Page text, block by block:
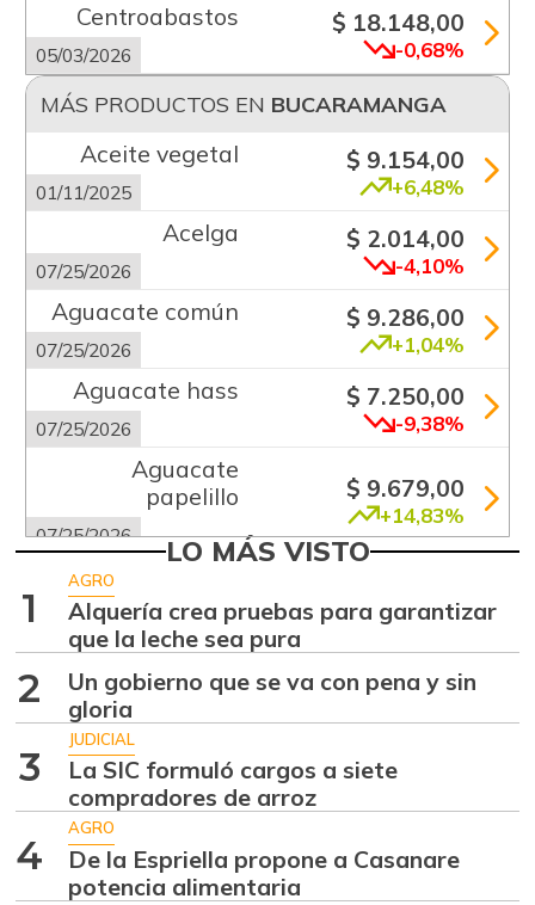
Centroabastos
05/03/2026
$ 18.148,00
-0,68%
MÁS PRODUCTOS EN BUCARAMANGA
Aceite vegetal
01/11/2025
$ 9.154,00
+6,48%
Acelga
07/25/2026
$ 2.014,00
-4,10%
Aguacate común
07/25/2026
$ 9.286,00
+1,04%
Aguacate hass
07/25/2026
$ 7.250,00
-9,38%
Aguacate
papelillo
07/25/2026
$ 9.679,00
+14,83%
07/25/2026 -4,00%
Ahuyamín
07/25/2026
$ 1.005,00
+10,20%
Ajo
07/25/2026 +0,23%
Apio
07/25/2026
$ 1.000,00
Arracacha
LO MÁS VISTO
1
AGRO
Alquería crea pruebas para garantizar
que la leche sea pura
2
Un gobierno que se va con pena y sin
gloria
3
JUDICIAL
La SIC formuló cargos a siete
compradores de arroz
4
AGRO
De la Espriella propone a Casanare
potencia alimentaria